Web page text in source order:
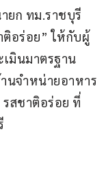
ยก ทม.ราชบุรี
ติอร่อย” ให้กับผู้
มินมาตรฐาน
นจำหน่ายอาหาร
สชาติอร่อย ที่